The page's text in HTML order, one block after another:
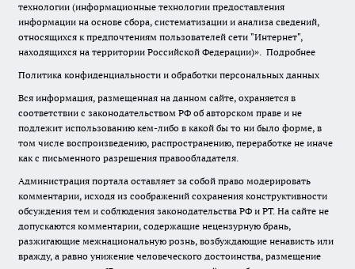
технологии (информационные технологии предоставления
информации на основе сбора, систематизации и анализа сведений,
относящихся к предпочтениям пользователей сети "Интернет",
находящихся на территории Российской Федерации)». Подробнее
Политика конфиденциальности и обработки персональных данных
Вся информация, размещенная на данном сайте, охраняется в
соответствии с законодательством РФ об авторском праве и не
подлежит использованию кем-либо в какой бы то ни было форме, в
том числе воспроизведению, распространению, переработке не иначе
как с письменного разрешения правообладателя.
Администрация портала оставляет за собой право модерировать
комментарии, исходя из соображений сохранения конструктивности
обсуждения тем и соблюдения законодательства РФ и РТ. На сайте не
допускаются комментарии, содержащие нецензурную брань,
разжигающие межнациональную рознь, возбуждающие ненависть или
вражду, а равно унижение человеческого достоинства, размещение